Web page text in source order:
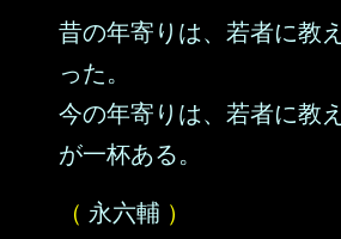
昔の年寄りは、若者に教
った。
今の年寄りは、若者に教
が一杯ある。
（ 永六輔 ）